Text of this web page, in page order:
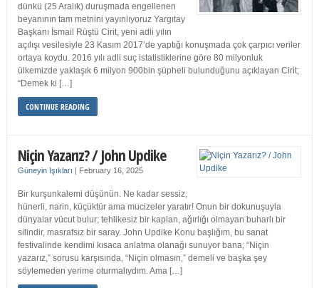
dünkü (25 Aralık) duruşmada engellenen
beyanının tam metnini yayınlıyoruz Yargıtay
Başkanı İsmail Rüştü Cirit, yeni adli yılın
açılışı vesilesiyle 23 Kasım 2017’de yaptığı konuşmada çok çarpıcı veriler
ortaya koydu. 2016 yılı adli suç istatistiklerine göre 80 milyonluk
ülkemizde yaklaşık 6 milyon 900bin şüpheli bulunduğunu açıklayan Cirit;
“Demek ki […]
CONTINUE READING
Niçin Yazarız? / John Updike
Güneyin Işıkları | February 16, 2025
Bir kurşunkalemi düşünün. Ne kadar sessiz,
hünerli, narin, küçüktür ama mucizeler yaratır! Onun bir dokunuşuyla
dünyalar vücut bulur; tehlikesiz bir kaplan, ağırlığı olmayan buharlı bir
silindir, masrafsız bir saray. John Updike Konu başlığım, bu sanat
festivalinde kendimi kısaca anlatma olanağı sunuyor bana; “Niçin
yazarız,” sorusu karşısında, “Niçin olmasın,” demeli ve başka şey
söylemeden yerime oturmalıydım. Ama […]